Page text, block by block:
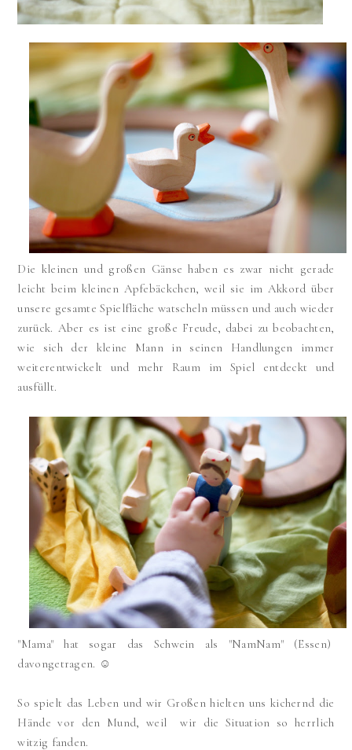
Die kleinen und großen Gänse haben es zwar nicht gerade
leicht beim kleinen Apfebäckchen, weil sie im Akkord über
unsere gesamte Spielfläche watscheln müssen und auch wieder
zurück. Aber es ist eine große Freude, dabei zu beobachten,
wie sich der kleine Mann in seinen Handlungen immer
weiterentwickelt und mehr Raum im Spiel entdeckt und
ausfüllt.
"Mama" hat sogar das Schwein als "NamNam" (Essen)
davongetragen. ☺
So spielt das Leben und wir Großen hielten uns kichernd die
Hände vor den Mund, weil wir die Situation so herrlich
witzig fanden.